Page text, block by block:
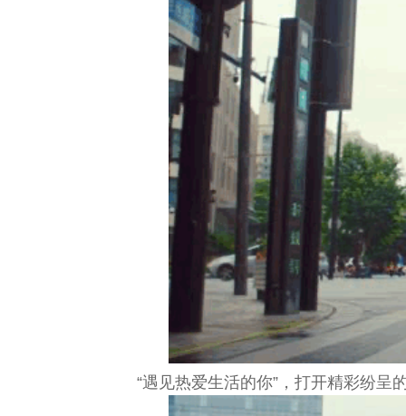
“遇见热爱生活的你”，打开精彩纷呈